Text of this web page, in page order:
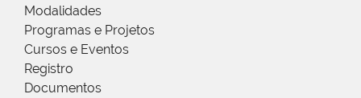
Modalidades
Programas e Projetos
Cursos e Eventos
Registro
Documentos